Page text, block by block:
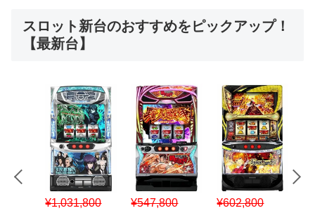
スロット新台のおすすめをピックアップ！
【最新台】
¥547,800
¥150,000
¥1,867,800